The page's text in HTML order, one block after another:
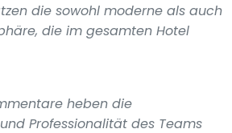
die sowohl moderne als auch
die im gesamten Hotel
heben die
Professionalität des Teams